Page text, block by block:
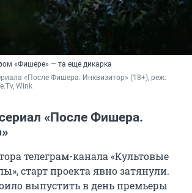
«Фишере» — та еще дикарка
«После Фишера. Инквизитор» (18+), реж.
Wink
«После Фишера.
телеграм-канала «Культовые
старт проекта явно затянули.
выпустить в день премьеры